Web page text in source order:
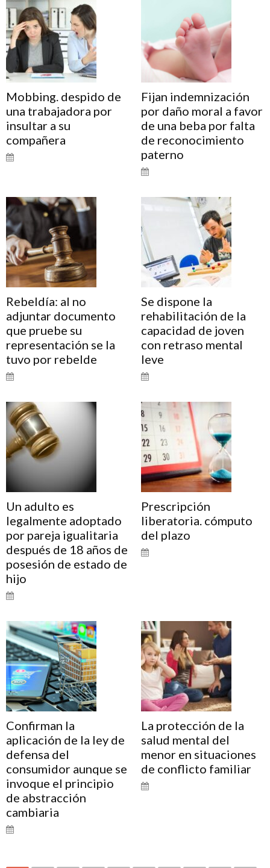
Mobbing. despido de
una trabajadora por
insultar a su
compañera
Fijan indemnización
por daño moral a favor
de una beba por falta
de reconocimiento
paterno
Rebeldía: al no
adjuntar documento
que pruebe su
representación se la
tuvo por rebelde
Se dispone la
rehabilitación de la
capacidad de joven
con retraso mental
leve
Un adulto es
legalmente adoptado
por pareja igualitaria
después de 18 años de
posesión de estado de
hijo
Prescripción
liberatoria. cómputo
del plazo
Confirman la
aplicación de la ley de
defensa del
consumidor aunque se
invoque el principio
de abstracción
cambiaria
La protección de la
salud mental del
menor en situaciones
de conflicto familiar